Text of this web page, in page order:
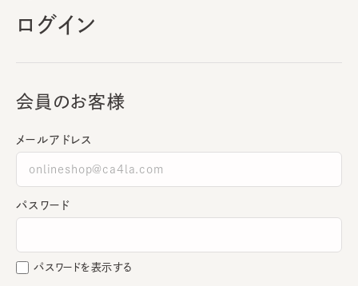
ログイン
会員のお客様
メールアドレス
パスワード
パスワードを表示する